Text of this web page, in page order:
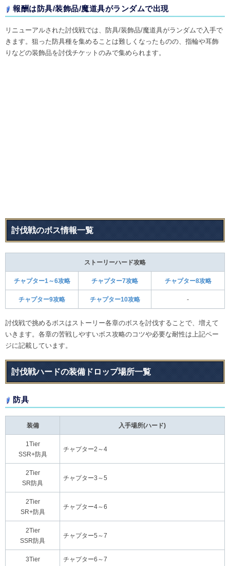
報酬は防具/装飾品/魔道具がランダムで出現
リニューアルされた討伐戦では、防具/装飾品/魔道具がランダムで入手で
きます。狙った防具種を集めることは難しくなったものの、指輪や耳飾
りなどの装飾品を討伐チケットのみで集められます。
討伐戦のボス情報一覧
ストーリーハード攻略
チャプター1～6攻略 チャプター7攻略 チャプター8攻略
チャプター9攻略 チャプター10攻略 -
討伐戦で挑めるボスはストーリー各章のボスを討伐することで、増えて
いきます。各章の苦戦しやすいボス攻略のコツや必要な耐性は上記ペー
ジに記載しています。
討伐戦ハードの装備ドロップ場所一覧
防具
装備 入手場所(ハード)
1Tier
SSR+防具
チャプター2～4
2Tier
SR防具
チャプター3～5
2Tier
SR+防具
チャプター4～6
2Tier
SSR防具
チャプター5～7
3Tier チャプター6～7